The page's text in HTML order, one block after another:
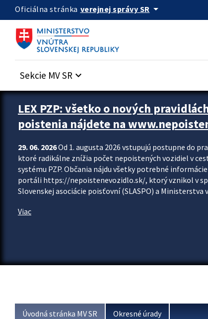
Preskocit na hlavný obsah
Oficiálna stránka verejnej správy SR arrow_drop_down
Sekcie MV SR keyboard_arrow_down
Zastavit automatický posun upútavok
LEX PZP: všetko o nových
poistenia nájdete na
29. 06. 2026Od 1. augusta 2026 vstupujú postupne do
ktoré radikálne znížia počet nepoistených vozidiel v
systému PZP. Občania nájdu všetky potrebné
portáli https://nepoistenevozidlo.sk/, ktorý vznikol v
Slovenskej asociácie poisťovní (SLASPO) a Ministerstva
Viac
Úvodná stránka MV SR Okresné úrady